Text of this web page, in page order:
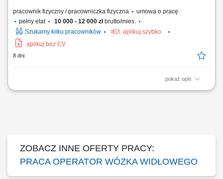
pracownik fizyczny / pracowniczka fizyczna
umowa o pracę
pełny etat
10 000 - 12 000 złbrutto/mies.
Szukamy kilku pracowników
aplikuj szybko
aplikuj bez CV
8 dni
pokaż opis
Opis stanowiska: Prowadzenie prac przeładunkowych oraz
ZOBACZ INNE OFERTY PRACY:
PRACA OPERATOR WÓZKA WIDŁOWEGO